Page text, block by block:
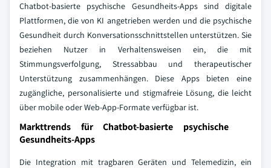
Chatbot-basierte psychische Gesundheits-Apps sind digitale
Plattformen, die von KI angetrieben werden und die psychische
Gesundheit durch Konversationsschnittstellen unterstützen. Sie
beziehen Nutzer in Verhaltensweisen ein, die mit
Stimmungsverfolgung, Stressabbau und therapeutischer
Unterstützung zusammenhängen. Diese Apps bieten eine
zugängliche, personalisierte und stigmafreie Lösung, die leicht
über mobile oder Web-App-Formate verfügbar ist.
Markttrends für Chatbot-basierte psychische
Gesundheits-Apps
Die Integration mit tragbaren Geräten und Telemedizin, ein